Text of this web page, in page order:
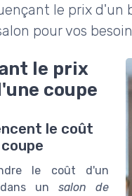
le prix
pour vos
le prix
coupe
le coût
le coût d'un
un salon de